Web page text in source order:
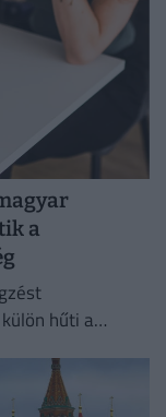
a
hűti a